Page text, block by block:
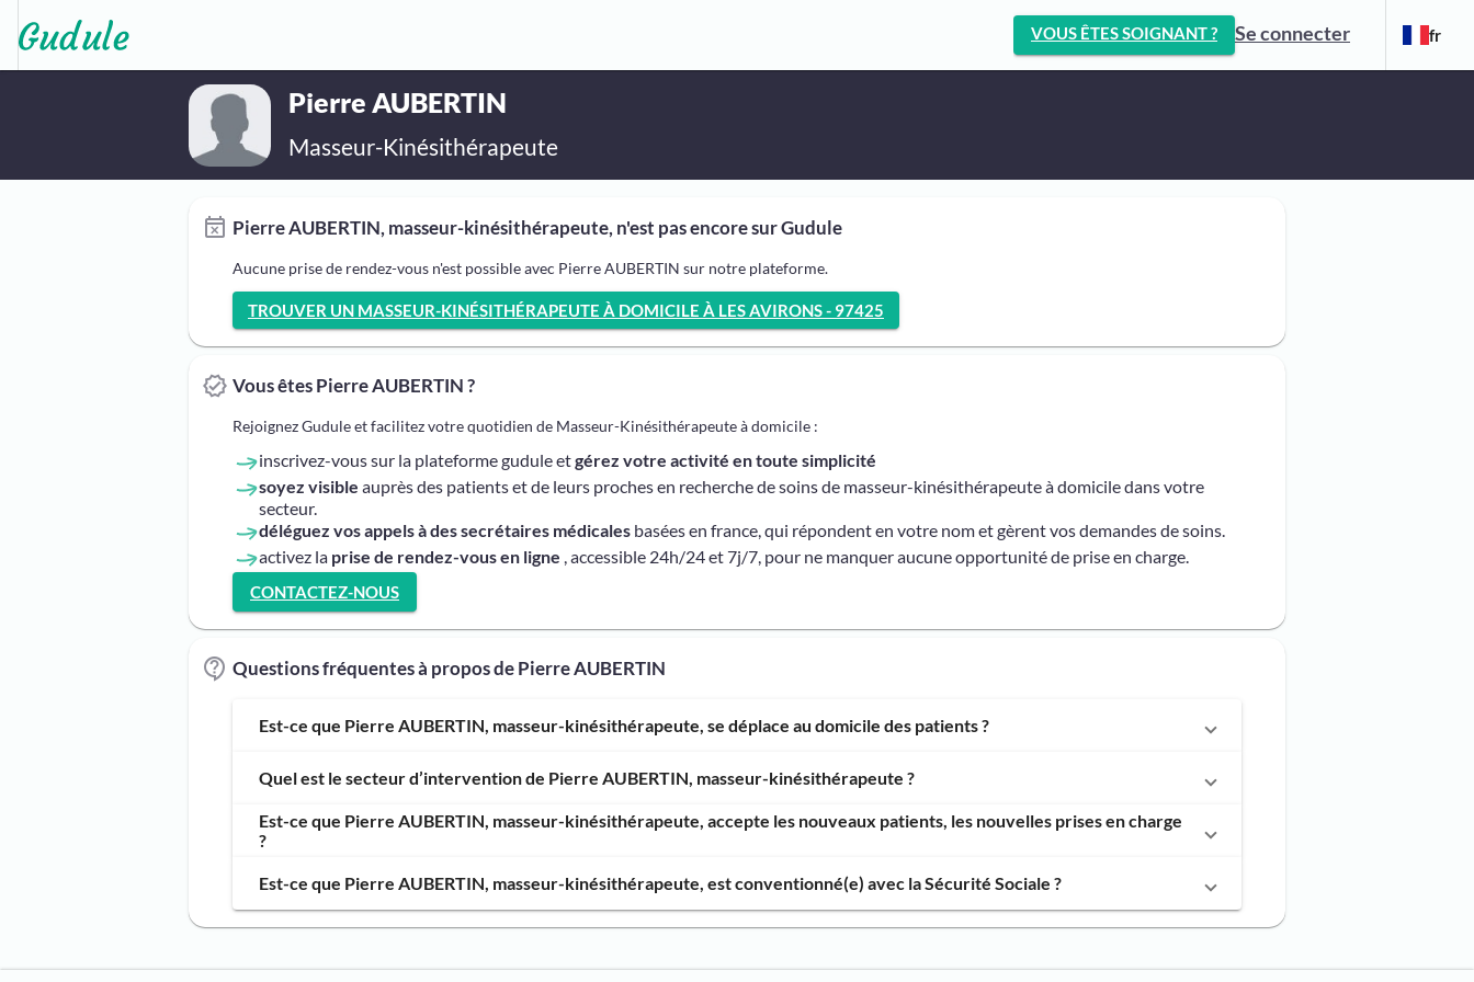
VOUS ÊTES SOIGNANT ? Se connecter fr
Pierre AUBERTIN
Masseur-Kinésithérapeute
Pierre AUBERTIN, masseur-kinésithérapeute, n'est pas encore sur Gudule
Aucune prise de rendez-vous n'est possible avec Pierre AUBERTIN sur notre plateforme.
TROUVER UN MASSEUR-KINÉSITHÉRAPEUTE À DOMICILE À LES AVIRONS - 97425
Vous êtes Pierre AUBERTIN ?
Rejoignez Gudule et facilitez votre quotidien de Masseur-Kinésithérapeute à domicile :
inscrivez-vous sur la plateforme gudule etgérez votre activité en toute simplicité
soyez visible auprès des patients et de leurs proches en recherche de soins de masseur-kinésithérapeute à domicile dans votre
secteur.
déléguez vos appels à des secrétaires médicales basées en france, qui répondent en votre nom et gèrent vos demandes de soins.
activez la prise de rendez-vous en ligne , accessible 24h/24 et 7j/7, pour ne manquer aucune opportunité de prise en charge.
CONTACTEZ-NOUS
Questions fréquentes à propos de Pierre AUBERTIN
Est-ce que Pierre AUBERTIN, masseur-kinésithérapeute, se déplace au domicile des patients ?
Quel est le secteur d’intervention de Pierre AUBERTIN, masseur-kinésithérapeute ?
Est-ce que Pierre AUBERTIN, masseur-kinésithérapeute, accepte les nouveaux patients, les nouvelles prises en charge
?
Est-ce que Pierre AUBERTIN, masseur-kinésithérapeute, est conventionné(e) avec la Sécurité Sociale ?